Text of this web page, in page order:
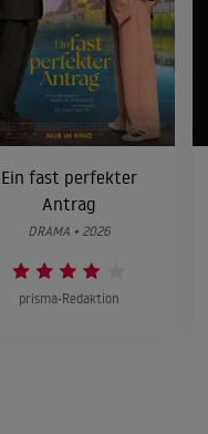
Ein fast perfekter
Antrag
DRAMA • 2026
prisma-Redaktion